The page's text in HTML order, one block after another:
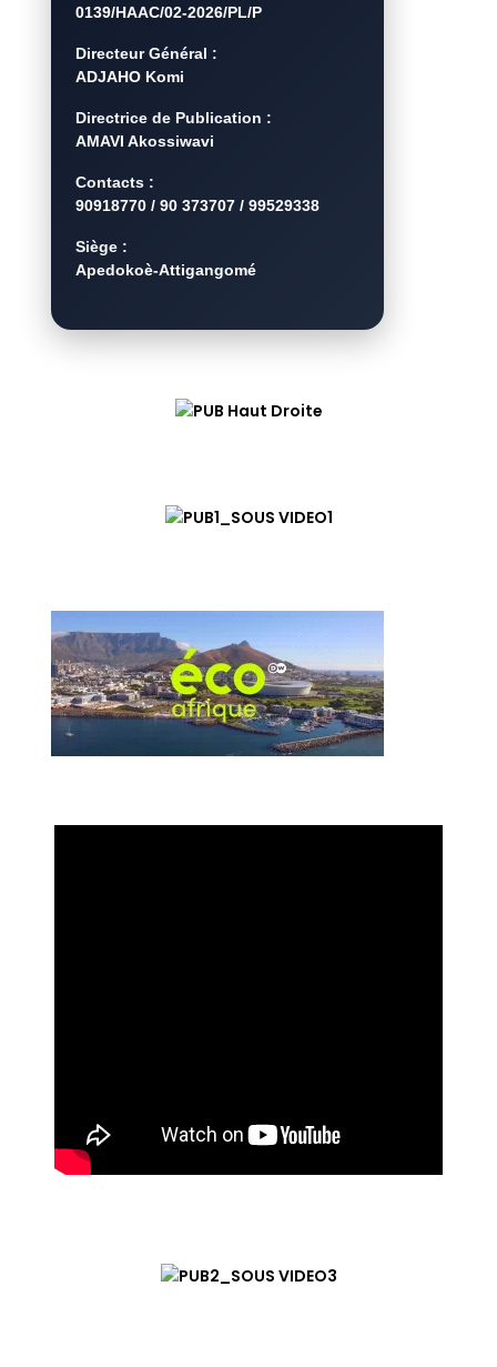
0139/HAAC/02-2026/PL/P
Directeur Général :
ADJAHO Komi
Directrice de Publication :
AMAVI Akossiwavi
Contacts :
90918770 / 90 373707 / 99529338
Siège :
Apedokoè-Attigangomé